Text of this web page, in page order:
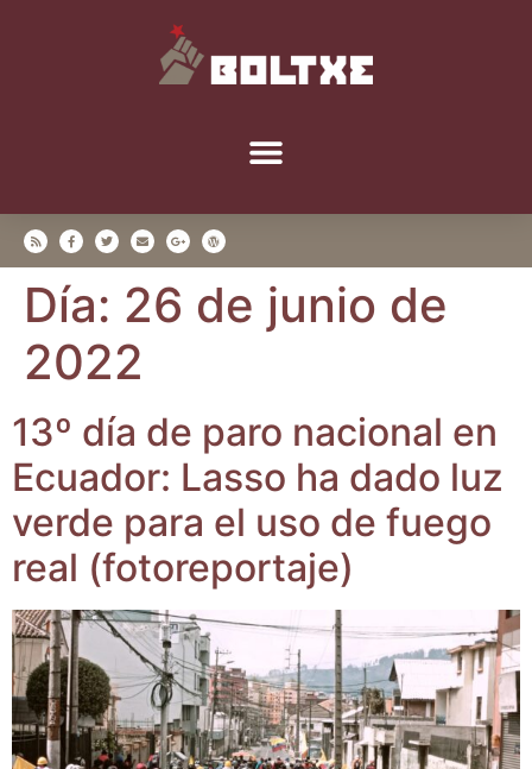
Día: 26 de junio de
2022
13º día de paro nacio­nal en
Ecua­dor: Las­so ha dado luz
ver­de para el uso de fue­go
real (foto­re­por­ta­je)